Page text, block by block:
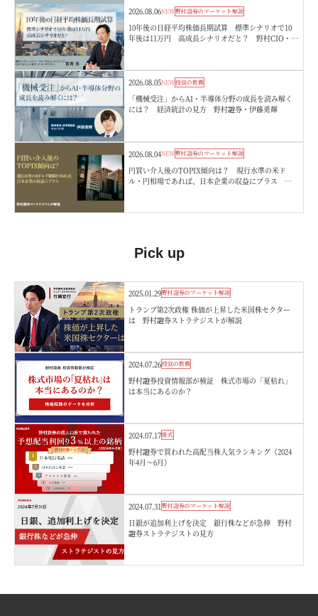
2026.08.06NEW野村證券のマーケット解説
10年後の日経平均株価長期試算 標準シナリオで10
年後は11万円 高成長シナリオだと？ 野村CIO・宮
2026.08.05NEW投資の教養
「機械受注」からAI・半導体分野の成長を読み解く
には？ 経済統計の見方 野村證券・伊藤勇輝
2026.08.04NEW野村證券のマーケット解説
円買い介入後のTOPIX傾向は？ 現行水準の米ド
ル・円相場であれば、日本企業の収益にプラス 野
Pick up
2025.01.29野村證券のマーケット解説
トランプ第2次政権 株価が上昇した米国株セクター
は 野村證券ストラテジストが解説
2024.07.26投資の教養
野村證券投資情報部が検証 株式市場の「夏枯れ」
は本当にあるのか？
2024.07.17株式
野村證券で買われた高配当株人気ランキング（2024
年4月～6月）
2024.07.31 野村證券のマーケット解説
日銀が追加利上げを決定 銀行株などが急伸 野村
證券ストラテジストの見方